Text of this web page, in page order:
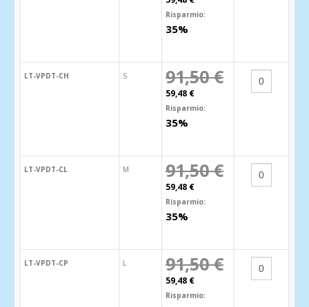
Risparmio:
35%
LT-VPDT-CH S 91,50 €
59,48 €
Risparmio:
35%
LT-VPDT-CL M 91,50 €
59,48 €
Risparmio:
35%
LT-VPDT-CP L 91,50 €
59,48 €
Risparmio: